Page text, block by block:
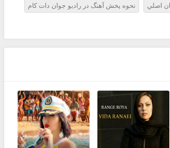
اصلي نحوه پخش آهنگ در راديو جوان دات کام